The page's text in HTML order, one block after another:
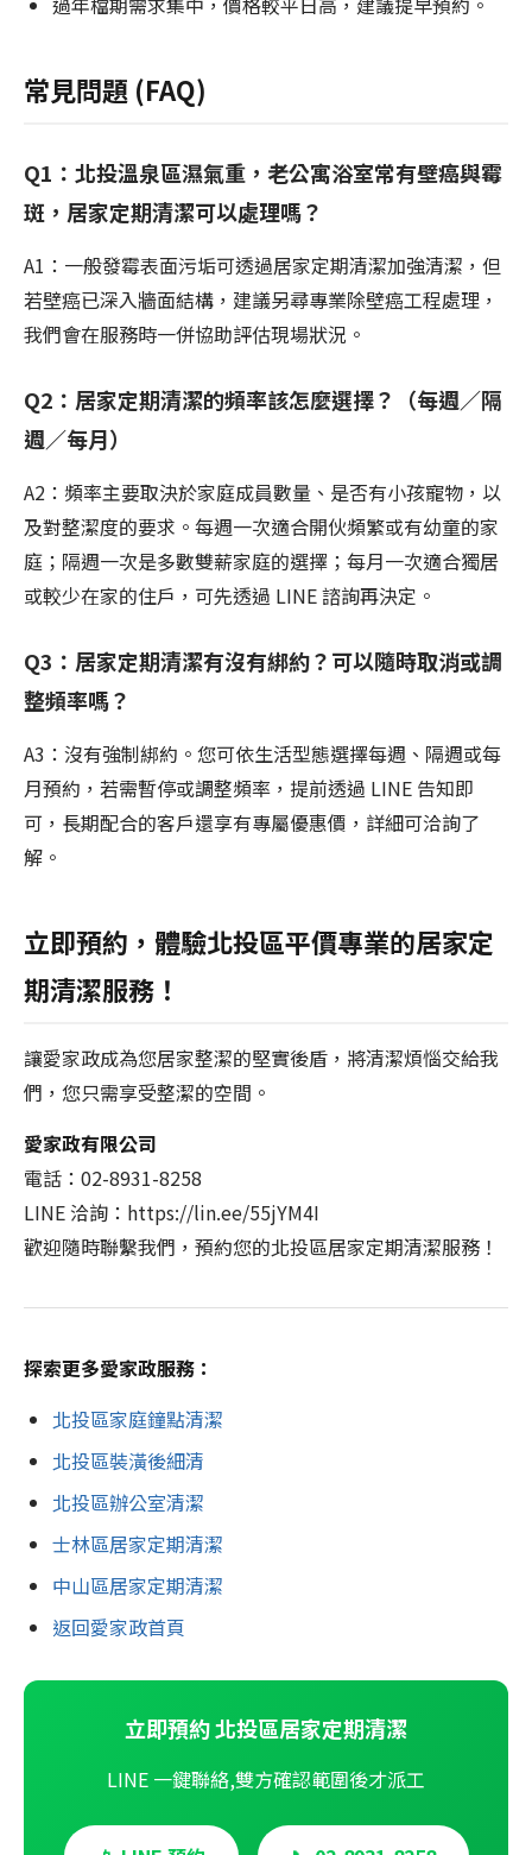
常見問題 (FAQ)
Q1：北投溫泉區濕氣重，老公寓浴室常有壁癌與霉
斑，居家定期清潔可以處理嗎？
A1：一般發霉表面污垢可透過居家定期清潔加強清潔，但
若壁癌已深入牆面結構，建議另尋專業除壁癌工程處理，
我們會在服務時一併協助評估現場狀況。
Q2：居家定期清潔的頻率該怎麼選擇？（每週／隔
週／每月）
A2：頻率主要取決於家庭成員數量、是否有小孩寵物，以
及對整潔度的要求。每週一次適合開伙頻繁或有幼童的家
庭；隔週一次是多數雙薪家庭的選擇；每月一次適合獨居
或較少在家的住戶，可先透過 LINE 諮詢再決定。
Q3：居家定期清潔有沒有綁約？可以隨時取消或調
整頻率嗎？
A3：沒有強制綁約。您可依生活型態選擇每週、隔週或每
月預約，若需暫停或調整頻率，提前透過 LINE 告知即
可，長期配合的客戶還享有專屬優惠價，詳細可洽詢了
解。
立即預約，體驗北投區平價專業的居家定
期清潔服務！
讓愛家政成為您居家整潔的堅實後盾，將清潔煩惱交給我
們，您只需享受整潔的空間。
愛家政有限公司
電話：02-8931-8258
LINE 洽詢：https://lin.ee/55jYM4I
歡迎隨時聯繫我們，預約您的北投區居家定期清潔服務！
探索更多愛家政服務：
北投區家庭鐘點清潔
北投區裝潢後細清
北投區辦公室清潔
士林區居家定期清潔
中山區居家定期清潔
返回愛家政首頁
立即預約 北投區居家定期清潔
LINE 一鍵聯絡,雙方確認範圍後才派工